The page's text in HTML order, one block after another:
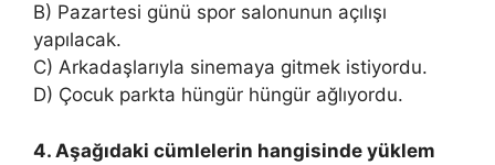
B) Pazartesi günü spor salonunun açılışı
yapılacak.
C) Arkadaşlarıyla sinemaya gitmek istiyordu.
D) Çocuk parkta hüngür hüngür ağlıyordu.
4. Aşağıdaki cümlelerin hangisinde yüklem